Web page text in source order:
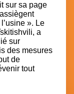
sur sa page
». Le
a
sur
des mesures
de
tout